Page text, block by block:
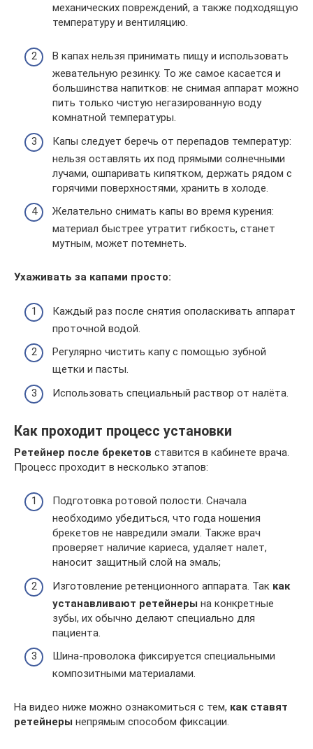
механических повреждений, а также подходящую
температуру и вентиляцию.
В капах нельзя принимать пищу и использовать
жевательную резинку. То же самое касается и
большинства напитков: не снимая аппарат можно
пить только чистую негазированную воду
комнатной температуры.
Капы следует беречь от перепадов температур:
нельзя оставлять их под прямыми солнечными
лучами, ошпаривать кипятком, держать рядом с
горячими поверхностями, хранить в холоде.
Желательно снимать капы во время курения:
материал быстрее утратит гибкость, станет
мутным, может потемнеть.
Ухаживать за капами просто:
Каждый раз после снятия ополаскивать аппарат
проточной водой.
Регулярно чистить капу с помощью зубной
щетки и пасты.
Использовать специальный раствор от налёта.
Как проходит процесс установки
Ретейнер после брекетов ставится в кабинете врача.
Процесс проходит в несколько этапов:
Подготовка ротовой полости. Сначала
необходимо убедиться, что года ношения
брекетов не навредили эмали. Также врач
проверяет наличие кариеса, удаляет налет,
наносит защитный слой на эмаль;
Изготовление ретенционного аппарата. Так как
устанавливают ретейнеры на конкретные
зубы, их обычно делают специально для
пациента.
Шина-проволока фиксируется специальными
композитными материалами.
На видео ниже можно ознакомиться с тем, как ставят
ретейнеры непрямым способом фиксации.